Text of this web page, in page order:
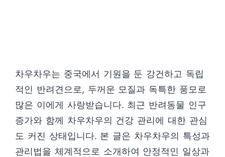
차우차우는 중국에서 기원을 둔 강건하고 독립
적인 반려견으로, 두꺼운 모질과 독특한 풍모로
많은 이에게 사랑받습니다. 최근 반려동물 인구
증가와 함께 차우차우의 건강 관리에 대한 관심
도 커진 상태입니다. 본 글은 차우차우의 특성과
관리법을 체계적으로 소개하여 안정적인 일상과